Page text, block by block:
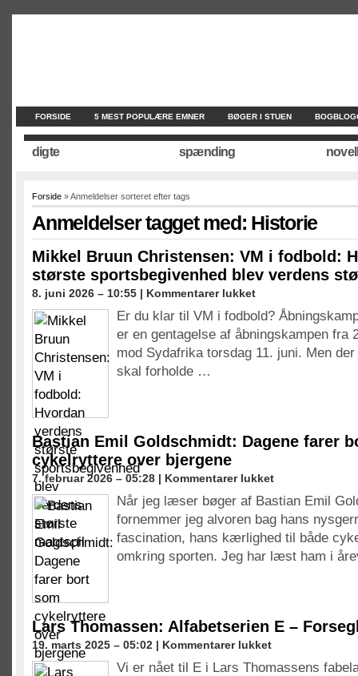
FORSIDE 5 MEST POPULÆRE EMNER BØGER I STUEN
digte spænding
Forside » Anmeldelser sorteret efter tags
Anmeldelser tagget med: Historie
Mikkel Bruun Christensen: VM i fodbold:
største sportsbegivenhed blev verdens
8. juni 2026 – 10:55 | Kommentarer lukkettil
Bruun
Christensen:
VM
sportsbegivenhed
blev
største
Er du klar til VM i fodbold?
er en gentagelse af åbningskampen fra
mod Sydafrika torsdag 11. juni. Men
skal forholde …
Bastian Emil Goldschmidt: Dagene farer
cykelryttere over bjergene
7. februar 2026 – 05:28 | Kommentarer lukkettil
Emil
Goldschmidt:
Dagene
bort
bjergene
Når jeg læser bøger af Bastian Emil
fornemmer jeg alvoren bag hans
fascination, hans kærlighed til både
omkring sporten. Jeg har læst ham i
Lars Thomassen: Alfabetserien E –
19. marts 2025 – 05:02 | Kommentarer lukkettil
Thomassen:
Vi er nået til E i Lars Thomassens